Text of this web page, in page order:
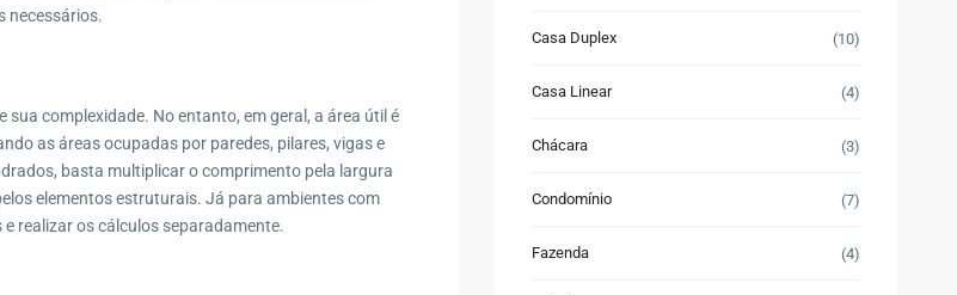
necessários.
complexidade. No entanto, em geral, a área útil é
as áreas ocupadas por paredes, pilares, vigas e
basta multiplicar o comprimento pela largura
elementos estruturais. Já para ambientes com
realizar os cálculos separadamente.
Casa Duplex (10)
Casa Linear (4)
Chácara (3)
Condomínio (7)
Fazenda (4)